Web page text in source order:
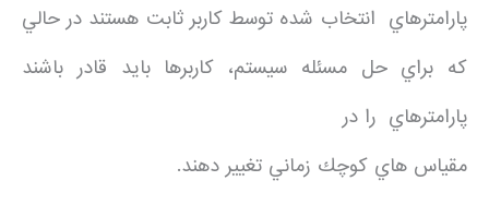
پارامترهاي انتخاب شده توسط كاربر ثابت هستند در حالي
كه براي حل مسئله سيستم، كاربرها بايد قادر باشند
پارامترهاي را در
مقياس هاي كوچك زماني تغيير دهند.